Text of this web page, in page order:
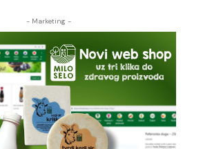
- Marketing -